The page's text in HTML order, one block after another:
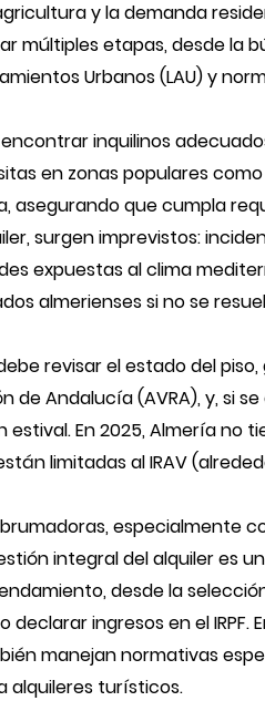
y la demanda
múltiples etapas, desde la
Urbanos (LAU) y
inquilinos
en zonas populares
asegurando que cumpla
surgen imprevistos:
expuestas al clima
almerienses si no se
revisar el estado del
de Andalucía (AVRA), y, si
En 2025, Almería no
limitadas al IRAV
especialmente
integral del alquiler es
desde la
declarar ingresos en el
manejan normativas
alquileres turísticos.